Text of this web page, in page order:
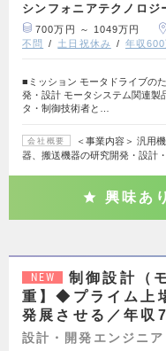
シンフォニアテクノロジ
700万円 ～ 1049万円
不問
土日祝休み 年収
■ミッション モータドライブの
発・設計 モータシステム関連製
タ・制御技術者と…
会社概要
＜事業内容＞ 汎用
器、搬送機器の研究開発・設計
興味あり
NEW
制御設計（
重】◆プライム上
発展させる／年収
設計・開発エンジニア